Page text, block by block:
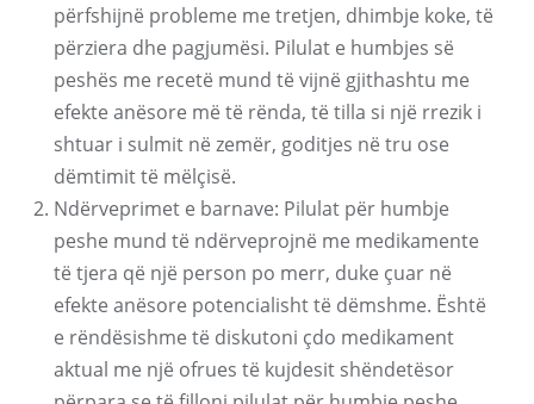
përfshijnë probleme me tretjen, dhimbje koke, të
përziera dhe pagjumësi. Pilulat e humbjes së
peshës me recetë mund të vijnë gjithashtu me
efekte anësore më të rënda, të tilla si një rrezik i
shtuar i sulmit në zemër, goditjes në tru ose
dëmtimit të mëlçisë.
Ndërveprimet e barnave: Pilulat për humbje
peshe mund të ndërveprojnë me medikamente
të tjera që një person po merr, duke çuar në
efekte anësore potencialisht të dëmshme. Është
e rëndësishme të diskutoni çdo medikament
aktual me një ofrues të kujdesit shëndetësor